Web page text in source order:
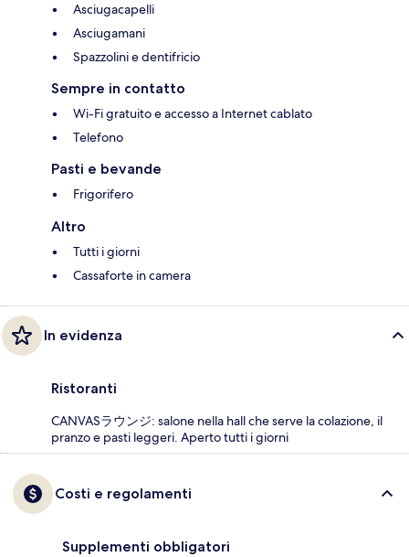
Asciugacapelli
Asciugamani
Spazzolini e dentifricio
Sempre in contatto
Wi-Fi gratuito e accesso a Internet cablato
Telefono
Pasti e bevande
Frigorifero
Altro
Tutti i giorni
Cassaforte in camera
In evidenza
Ristoranti
CANVASラウンジ: salone nella hall che serve la colazione, il
pranzo e pasti leggeri. Aperto tutti i giorni
Costi e regolamenti
Supplementi obbligatori